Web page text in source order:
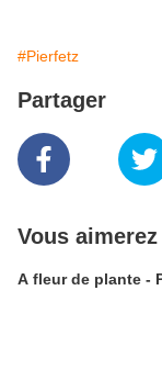
#Pierfetz
Partager
Vous
A fleur de plante -